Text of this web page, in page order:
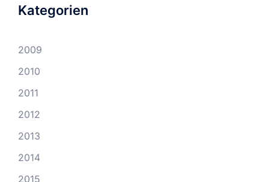
Kategorien
2009
2010
2011
2012
2013
2014
2015